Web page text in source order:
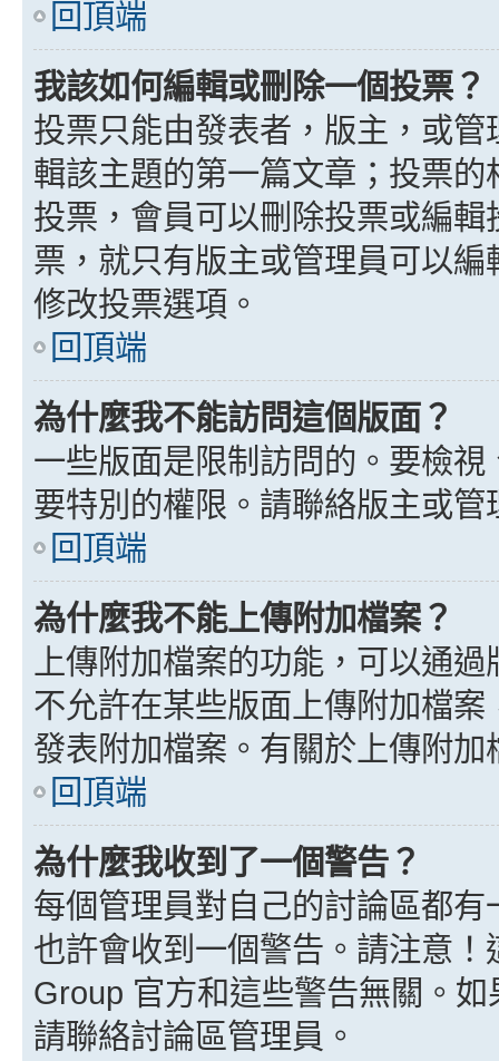
回頂端
我該如何編輯或刪除一個投票？
投票只能由發表者，版主，或
輯該主題的第一篇文章；投票
投票，會員可以刪除投票或編
票，就只有版主或管理員可以
修改投票選項。
回頂端
為什麼我不能訪問這個版面？
一些版面是限制訪問的。要檢
要特別的權限。請聯絡版主或管
回頂端
為什麼我不能上傳附加檔案？
上傳附加檔案的功能，可以通
不允許在某些版面上傳附加檔
發表附加檔案。有關於上傳附
回頂端
為什麼我收到了一個警告？
每個管理員對自己的討論區都
也許會收到一個警告。請注意
Group 官方和這些警告無關。
請聯絡討論區管理員。